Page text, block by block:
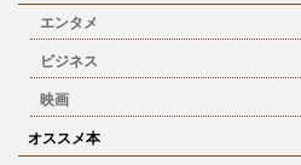
エンタメ
ビジネス
映画
オススメ本